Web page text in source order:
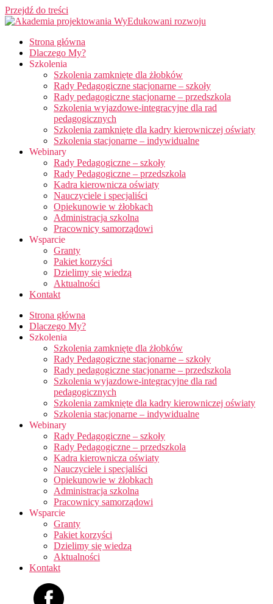
Przejdź do treści
Strona główna
Dlaczego My?
Szkolenia
Szkolenia zamknięte dla żłobków
Rady Pedagogiczne stacjonarne – szkoły
Rady pedagogiczne stacjonarne – przedszkola
Szkolenia wyjazdowe-integracyjne dla rad
pedagogicznych
Szkolenia zamknięte dla kadry kierowniczej oświaty
Szkolenia stacjonarne – indywidualne
Webinary
Rady Pedagogiczne – szkoły
Rady Pedagogiczne – przedszkola
Kadra kierownicza oświaty
Nauczyciele i specjaliści
Opiekunowie w żłobkach
Administracja szkolna
Pracownicy samorządowi
Wsparcie
Granty
Pakiet korzyści
Dzielimy się wiedzą
Aktualności
Kontakt
Strona główna
Dlaczego My?
Szkolenia
Szkolenia zamknięte dla żłobków
Rady Pedagogiczne stacjonarne – szkoły
Rady pedagogiczne stacjonarne – przedszkola
Szkolenia wyjazdowe-integracyjne dla rad
pedagogicznych
Szkolenia zamknięte dla kadry kierowniczej oświaty
Szkolenia stacjonarne – indywidualne
Webinary
Rady Pedagogiczne – szkoły
Rady Pedagogiczne – przedszkola
Kadra kierownicza oświaty
Nauczyciele i specjaliści
Opiekunowie w żłobkach
Administracja szkolna
Pracownicy samorządowi
Wsparcie
Granty
Pakiet korzyści
Dzielimy się wiedzą
Aktualności
Kontakt